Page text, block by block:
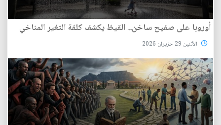
أوروبا على صفيح ساخن.. القيظ يكشف كلفة التغير المناخي
الأثنين 29 حزيران 2026